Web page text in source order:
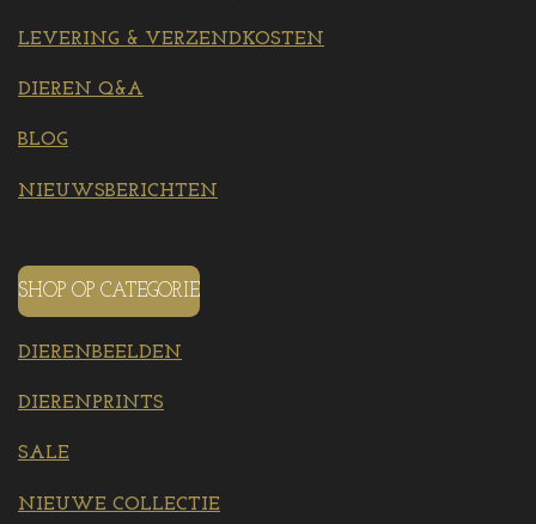
LEVERING & VERZENDKOSTEN
DIEREN Q&A
BLOG
NIEUWSBERICHTEN
SHOP OP CATEGORIE
DIERENBEELDEN
DIERENPRINTS
SALE
NIEUWE COLLECTIE